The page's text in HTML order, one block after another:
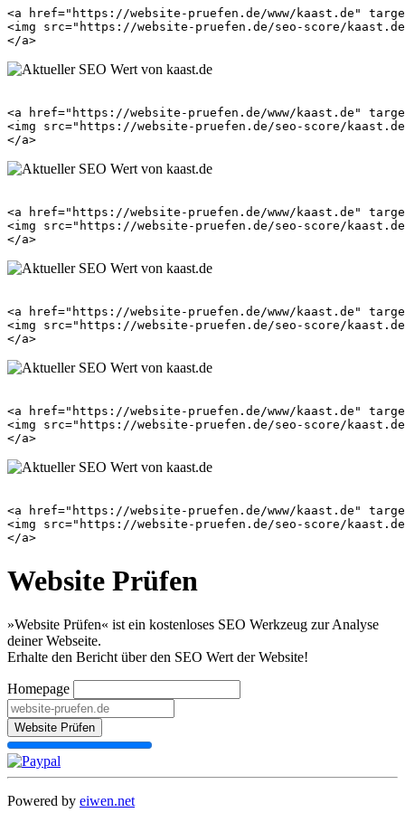
<a href="https://website-pruefen.de/www/kaast.de"
<img src="https://website-pruefen.de/seo-score/
<a href="https://website-pruefen.de/www/kaast.de"
<img src="https://website-pruefen.de/seo-score/
<a href="https://website-pruefen.de/www/kaast.de"
<img src="https://website-pruefen.de/seo-score/
<a href="https://website-pruefen.de/www/kaast.de"
<img src="https://website-pruefen.de/seo-score/
<a href="https://website-pruefen.de/www/kaast.de"
<img src="https://website-pruefen.de/seo-score/
<a href="https://website-pruefen.de/www/kaast.de"
<img src="https://website-pruefen.de/seo-score/
Website Prüfen
»Website Prüfen« ist ein kostenloses SEO Werkzeug zur Analyse
deiner Webseite.
Erhalte den Bericht über den SEO Wert der Website!
Homepage
Website Prüfen
Powered by eiwen.net